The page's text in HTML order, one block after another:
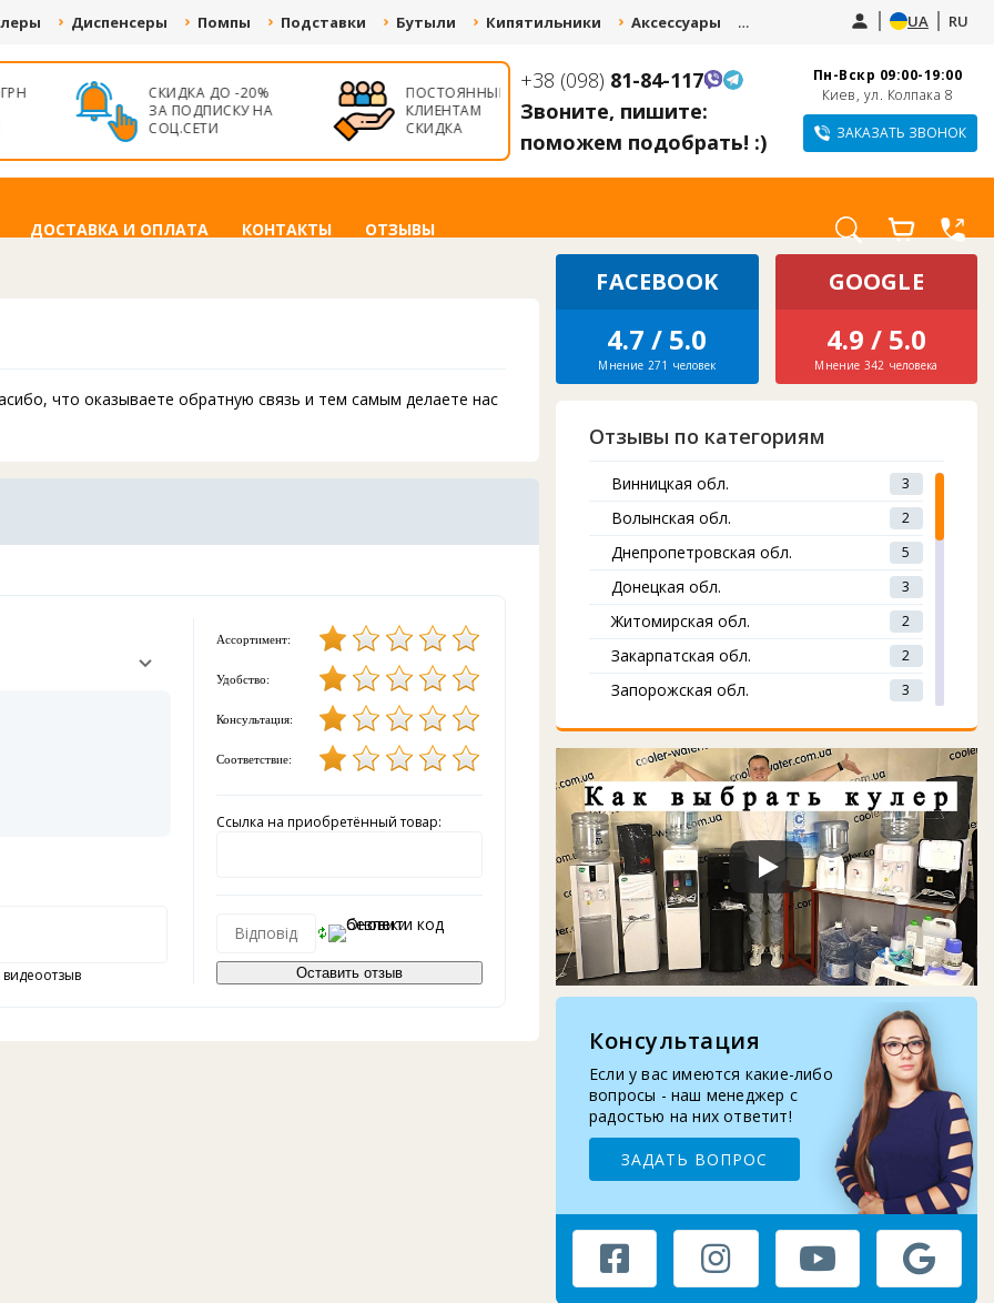
UA RU
Диспенсеры Помпы Подставки Бутыли Кипятильники Аксессуары Услуги
+38 (098) 81-84-117
Звоните, пишите:
поможем подобрать! :)
Пн-Вскр 09:00-19:00
Киев, ул. Колпака 8
ЗАКАЗАТЬ ЗВОНОК
ПОСТОЯННЫМ
КЛИЕНТАМ
СКИДКА
БЕСПЛАТНАЯ
ДОСТАВКА ОТ 50
000 ГРН. ПО ВСЕЙ
УКРАИНЕ
КУПИТЕ КУЛЕР И
ПОЛУЧИТЕ СКИДКУ
СДАЙ СТАРЫЙ
КУЛЕР И ПОЛУЧИ
СКИДКУ 10-20% НА
НОВЫЙ
ДОСТАВКА И ОПЛАТА КОНТАКТЫ ОТЗЫВЫ
что оказываете обратную связь и тем самым делаете нас
Ассортимент:
Удобство:
Консультация:
Соответствие:
Ссылка на приобретённый товар:
FACEBOOK
4.7 / 5.0
Мнение 271 человек
GOOGLE
4.9 / 5.0
Мнение 342 человека
Отзывы по категориям
3
Винницкая обл.
2
Волынская обл.
5
Днепропетровская обл.
3
Донецкая обл.
2
Житомирская обл.
2
Закарпатская обл.
3
Запорожская обл.
1
Ивано-Франковская обл.
Киевская обл.
2
Кировоградская обл.
2
Луганская обл.
4
Львовская обл.
4
Николаевская обл.
4
Одесская обл.
3
Полтавская обл.
3
Ровенская обл.
2
Сумская обл.
1
Тернопольская обл.
4
Харьковская обл.
Херсонская обл.
Хмельницкая обл.
2
Черниговская обл.
2
Черновицкая обл.
Консультация
Если у вас имеются какие-либо
вопросы - наш менеджер с
радостью на них ответит!
ЗАДАТЬ ВОПРОС